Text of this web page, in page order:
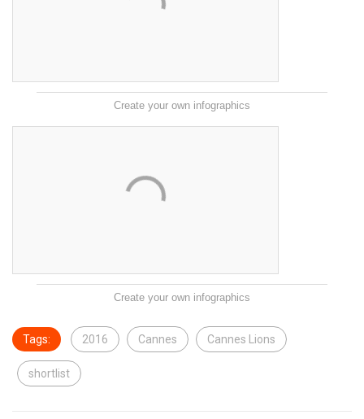
Create your own infographics
Create your own infographics
Tags: 2016 Cannes Cannes Lions
shortlist